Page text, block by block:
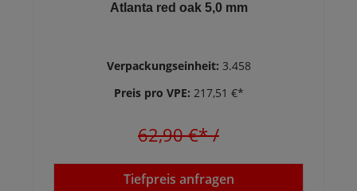
Atlanta red oak 5,0 mm
Verpackungseinheit: 3.458
Preis pro VPE: 217,51 €*
62,90 €*/
Tiefpreis anfragen